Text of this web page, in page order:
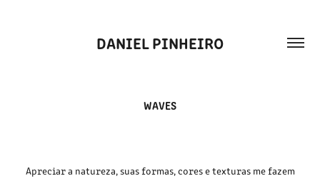
DANIEL PINHEIRO
WAVES
Apreciar a natureza, suas formas, cores e texturas me fazem